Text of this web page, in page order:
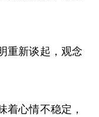
重新谈起，观念
着心情不稳定，